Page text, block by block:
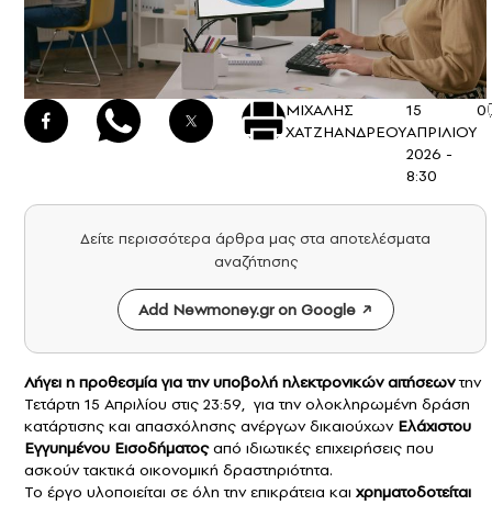
ΜΙΧΑΛΗΣ
ΧΑΤΖΗΑΝΔΡΕΟΥ
15
ΑΠΡΙΛΙΟΥ
2026 -
8:30
0
Δείτε περισσότερα άρθρα μας στα αποτελέσματα
αναζήτησης
Add Newmoney.gr on Google
Λήγει η προθεσμία για την υποβολή ηλεκτρονικών αιτήσεωντην
Τετάρτη 15 Απριλίου στις 23:59, για την ολοκληρωμένη δράση
κατάρτισης και απασχόλησης ανέργων δικαιούχων Ελάχιστου
Εγγυημένου Εισοδήματος από ιδιωτικές επιχειρήσεις που
ασκούν τακτικά οικονομική δραστηριότητα.
Το έργο υλοποιείται σε όλη την επικράτεια και χρηματοδοτείται